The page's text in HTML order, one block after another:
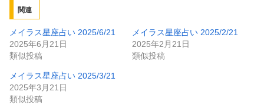
関連
メイラス星座占い 2025/6/21
2025年6月21日
類似投稿
メイラス星座占い 2025/2/21
2025年2月21日
類似投稿
メイラス星座占い 2025/3/21
2025年3月21日
類似投稿